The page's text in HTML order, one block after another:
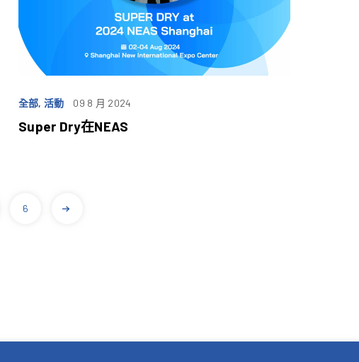
全部, 活動 09 8 月 2024
Super Dry在NEAS
6